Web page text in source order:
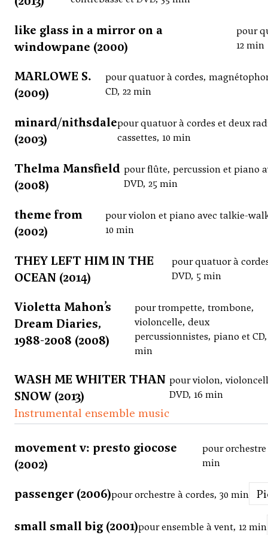
like glass in a mirror on a
windowpane (2000)
pour
12 min
MARLOWE S.
(2009)
pour quatuor à cordes,
CD, 22 min
minard/nithsdale
(2003)
pour quatuor à cordes et deux
cassettes, 10 min
Thelma Mansfield
(2008)
pour flûte, percussion et piano
DVD, 25 min
theme from
(2002)
pour violon et piano avec talkie-
10 min
THEY LEFT HIM IN THE
OCEAN (2014)
pour quatuor à
DVD, 5 min
Violetta Mahon’s
Dream Diaries,
1988-2008 (2008)
pour trompette, trombone,
violoncelle, deux
percussionnistes, piano et CD,
min
WASH ME WHITER THAN
SNOW (2013)
pour violon,
DVD, 16 min
Instrumental ensemble music
movement v: presto giocose
(2002)
pour
min
passenger (2006)pour orchestre à cordes, 30 min
small small big (2001)pour ensemble à vent, 12 min